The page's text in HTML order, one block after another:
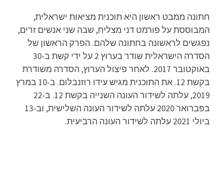
חתונה ממבט ראשון היא תוכנית מציאות ישראלית,
המבוססת על פורמט דני מצליח, שבה שני אנשים זרים,
נפגשים לראשונה בחתונה שלהם. הפרק הראשון של
הסדרה הישראלית שודר בערוץ 2 על ידי קשת ב-30
באוקטובר 2017. לאחר פיצול הערוץ, הסדרה משודרת
בקשת 12. את התוכנית מגיש עידו רוזנבלום. ב-10 במרץ
2019, עלתה לשידור העונה השנייה בקשת 12. ב-22
בפברואר 2020 עלתה לשידור העונה השלישית, וב-13
ביולי 2021 עלתה לשידור העונה הרביעית.